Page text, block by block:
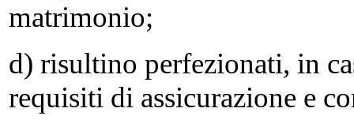
matrimonio;
d) risultino perfezionati, in
requisiti di assicurazione e